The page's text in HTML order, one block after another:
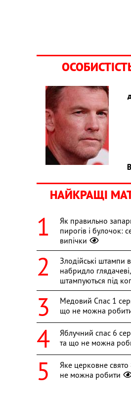
НАЙКРАЩІ
Як правильно
пирогів і булочок:
випічки
Злодійські штампи
набридло
штампуються під
Медовий Спас 1
що не можна
Яблучний спас 6
та що не можна
Яке церковне
не можна робити